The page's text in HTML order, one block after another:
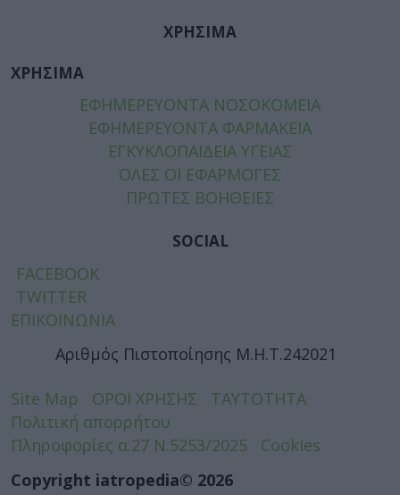
ΧΡΗΣΙΜΑ
ΧΡΗΣΙΜΑ
ΕΦΗΜΕΡΕΥΟΝΤΑ ΝΟΣΟΚΟΜΕΙΑ
ΕΦΗΜΕΡΕΥΟΝΤΑ ΦΑΡΜΑΚΕΙΑ
ΕΓΚΥΚΛΟΠΑΙΔΕΙΑ ΥΓΕΙΑΣ
ΟΛΕΣ ΟΙ ΕΦΑΡΜΟΓΕΣ
ΠΡΩΤΕΣ ΒΟΗΘΕΙΕΣ
SOCIAL
FACEBOOK
TWITTER
ΕΠΙΚΟΙΝΩΝΙΑ
Αριθμός Πιστοποίησης Μ.Η.Τ.242021
Site Map ΟΡΟΙ ΧΡΗΣΗΣ
ΤΑΥΤΟΤΗΤΑ
Πολιτική απορρήτου
Πληροφορίες α.27 Ν.5253/2025
Cookies
Copyright iatropedia© 2026